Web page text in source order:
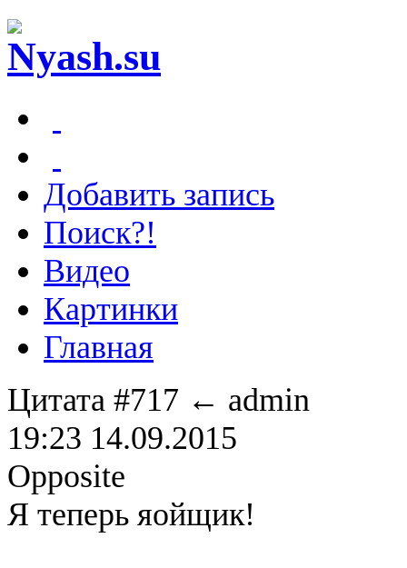
Добавить запись
Поиск?!
Видео
Картинки
Главная
Цитата #717 ← admin
19:23 14.09.2015
Opposite
Я теперь яойщик!